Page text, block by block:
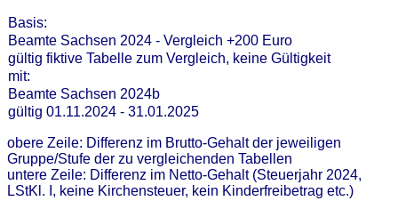
Basis:
Beamte Sachsen 2024 - Vergleich +200 Euro
gültig fiktive Tabelle zum Vergleich, keine Gültigkeit
mit:
Beamte Sachsen 2024b
gültig 01.11.2024 - 31.01.2025
obere Zeile: Differenz im Brutto-Gehalt der jeweiligen
Gruppe/Stufe der zu vergleichenden Tabellen
untere Zeile: Differenz im Netto-Gehalt (Steuerjahr 2024,
LStKl. I, keine Kirchensteuer, kein Kinderfreibetrag etc.)